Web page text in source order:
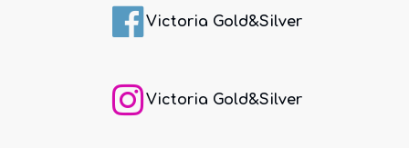
Victoria Gold&Silver
Victoria Gold&Silver